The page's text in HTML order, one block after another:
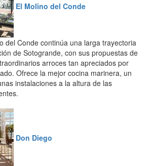
El Molino del Conde
del Conde continúa una larga trayectoria
de Sotogrande, con sus propuestas de
arroces tan apreciados por
Ofrece la mejor cocina marinera, un
instalaciones a la altura de las
Don Diego